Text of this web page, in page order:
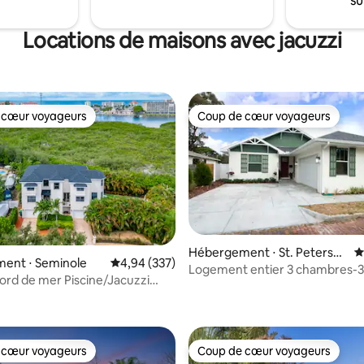
en solo !
Amalie Arena et Riverwalk.
Locations de maisons avec jacuzzi
la base de 35 commentaires : 4,91 sur 5
voyageurs
voyageurs
⋅ Seminole Évaluation moyenne sur la base de 337
4,94 (337)
de mer Piscine/Jacuzzi
Coup de cœur voyageurs
Coup de cœur voyageurs
Hébergement ⋅ St. Petersbu
rg
Logement entier 3 chambres-
voyageurs
voyageurs Coup de cœur voyageurs
Coup de cœur voyageurs